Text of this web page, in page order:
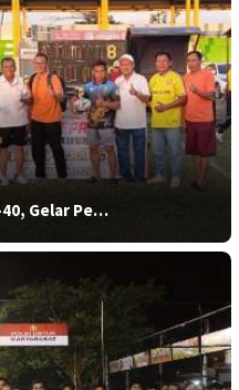
Gelar Pe…